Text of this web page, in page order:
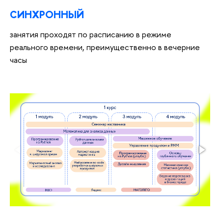
СИНХРОННЫЙ
занятия проходят по расписанию в режиме
реального времени, преимущественно в вечерние
часы